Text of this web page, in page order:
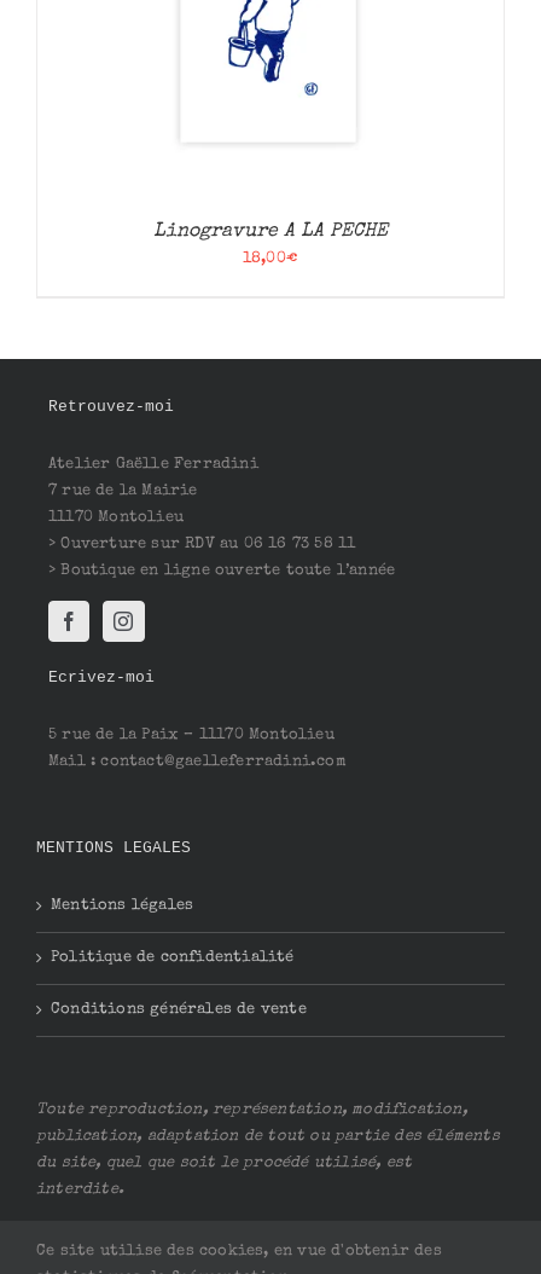
Linogravure A LA PECHE
18,00€
Retrouvez-moi
Atelier Gaëlle Ferradini
7 rue de la Mairie
11170 Montolieu
> Ouverture sur RDV au 06 16 73 58 11
> Boutique en ligne ouverte toute l’année
Ecrivez-moi
5 rue de la Paix – 11170 Montolieu
Mail : contact@gaelleferradini.com
MENTIONS LEGALES
Mentions légales
Politique de confidentialité
Conditions générales de vente
Toute reproduction, représentation, modification,
publication, adaptation de tout ou partie des éléments
du site, quel que soit le procédé utilisé, est
interdite.
Ce site utilise des cookies, en vue d'obtenir des